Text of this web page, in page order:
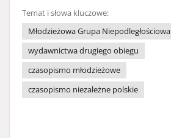
Temat i słowa kluczowe:
Młodzieżowa Grupa Niepodległościowa
wydawnictwa drugiego obiegu
czasopismo młodzieżowe
czasopismo niezależne polskie